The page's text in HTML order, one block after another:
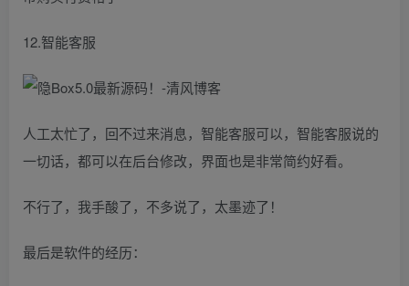
12.智能客服
人工太忙了，回不过来消息，智能客服可以，智能客服说的
一切话，都可以在后台修改，界面也是非常简约好看。
不行了，我手酸了，不多说了，太墨迹了！
最后是软件的经历：